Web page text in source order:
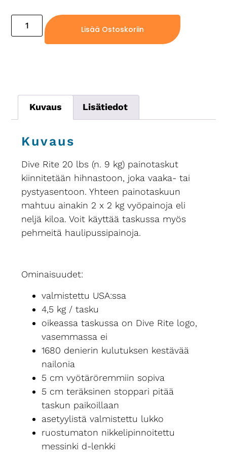
Lisää Ostoskoriin
Kuvaus Lisätiedot
Kuvaus
Dive Rite 20 lbs (n. 9 kg) painotaskut
kiinnitetään hihnastoon, joka vaaka- tai
pystyasentoon. Yhteen painotaskuun
mahtuu ainakin 2 x 2 kg vyöpainoja eli
neljä kiloa. Voit käyttää taskussa myös
pehmeitä haulipussipainoja.
Ominaisuudet:
valmistettu USA:ssa
4,5 kg / tasku
oikeassa taskussa on Dive Rite logo,
vasemmassa ei
1680 denierin kulutuksen kestävää
nailonia
5 cm vyötäröremmiin sopiva
5 cm teräksinen stoppari pitää
taskun paikoillaan
asetyylistä valmistettu lukko
ruostumaton nikkelipinnoitettu
messinki d-lenkki